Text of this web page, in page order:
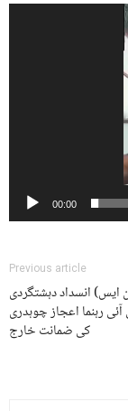
00:00
Previous article
ایس) انسداد دہشتگردی
رہنما اعجاز چوہدری
کی ضمانت خارج